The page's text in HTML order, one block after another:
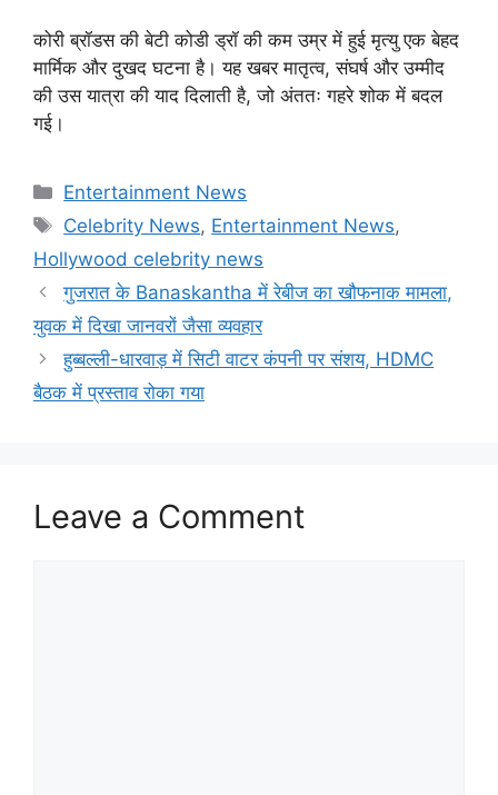
कोरी ब्रॉडस की बेटी कोडी ड्रॉ की कम उम्र में हुई मृत्यु एक बेहद
मार्मिक और दुखद घटना है। यह खबर मातृत्व, संघर्ष और उम्मीद
की उस यात्रा की याद दिलाती है, जो अंततः गहरे शोक में बदल
गई।
Categories
Entertainment News
Tags
Celebrity News, Entertainment News,
Hollywood celebrity news
गुजरात के Banaskantha में रेबीज का खौफनाक मामला,
युवक में दिखा जानवरों जैसा व्यवहार
हुब्बल्ली-धारवाड़ में सिटी वाटर कंपनी पर संशय, HDMC
बैठक में प्रस्ताव रोका गया
Leave a Comment